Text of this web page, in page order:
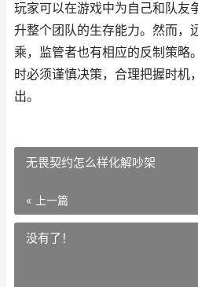
玩家可以在游戏中为自己和队友
升整个团队的生存能力。然而，
乘，监管者也有相应的反制策略
时必须谨慎决策，合理把握时机
出。
无畏契约怎么样化解吵架
« 上一篇
没有了！